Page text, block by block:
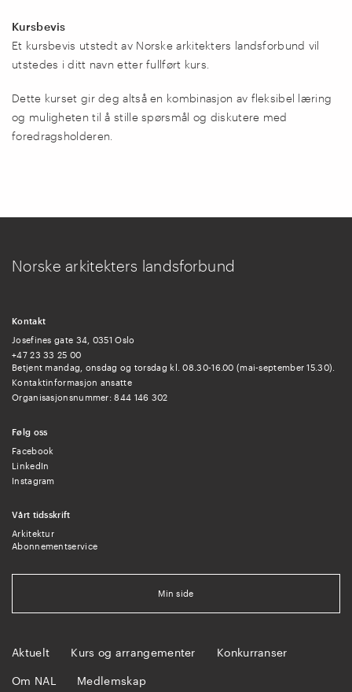
Kursbevis
Et kursbevis utstedt av Norske arkitekters landsforbund vil
utstedes i ditt navn etter fullført kurs.
Dette kurset gir deg altså en kombinasjon av fleksibel læring
og muligheten til å stille spørsmål og diskutere med
foredragsholderen.
Norske arkitekters landsforbund
Kontakt
Josefines gate 34, 0351 Oslo
+47 23 33 25 00
Betjent mandag, onsdag og torsdag kl. 08.30-16.00 (mai-september 15.30).
Kontaktinformasjon ansatte
Organisasjonsnummer: 844 146 302
Følg oss
Facebook
LinkedIn
Instagram
Vårt tidsskrift
Arkitektur
Abonnementservice
Min side
Aktuelt Kurs og arrangementer Konkurranser
Om NAL Medlemskap